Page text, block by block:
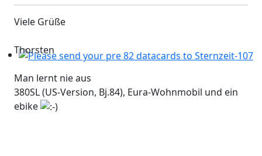
Viele Grüße
Thorsten
Man lernt nie aus
380SL (US-Version, Bj.84), Eura-Wohnmobil und ein
ebike